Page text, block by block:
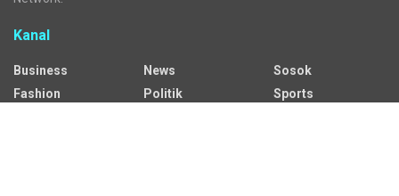
Kanal
Business
Fashion
News
Politik
Sosok
Sports